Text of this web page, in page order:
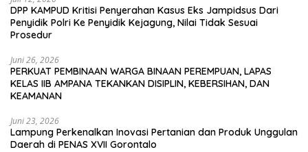
DPP KAMPUD Kritisi Penyerahan Kasus Eks Jampidsus Dari
Penyidik Polri Ke Penyidik Kejagung, Nilai Tidak Sesuai
Prosedur
Juni 26, 2026
PERKUAT PEMBINAAN WARGA BINAAN PEREMPUAN, LAPAS
KELAS IIB AMPANA TEKANKAN DISIPLIN, KEBERSIHAN, DAN
KEAMANAN
Juni 23, 2026
Lampung Perkenalkan Inovasi Pertanian dan Produk Unggulan
Daerah di PENAS XVII Gorontalo